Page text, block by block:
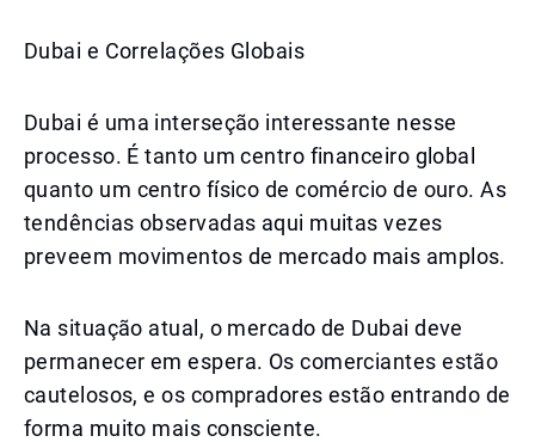
Dubai e Correlações Globais
Dubai é uma interseção interessante nesse
processo. É tanto um centro financeiro global
quanto um centro físico de comércio de ouro. As
tendências observadas aqui muitas vezes
preveem movimentos de mercado mais amplos.
Na situação atual, o mercado de Dubai deve
permanecer em espera. Os comerciantes estão
cautelosos, e os compradores estão entrando de
forma muito mais consciente.